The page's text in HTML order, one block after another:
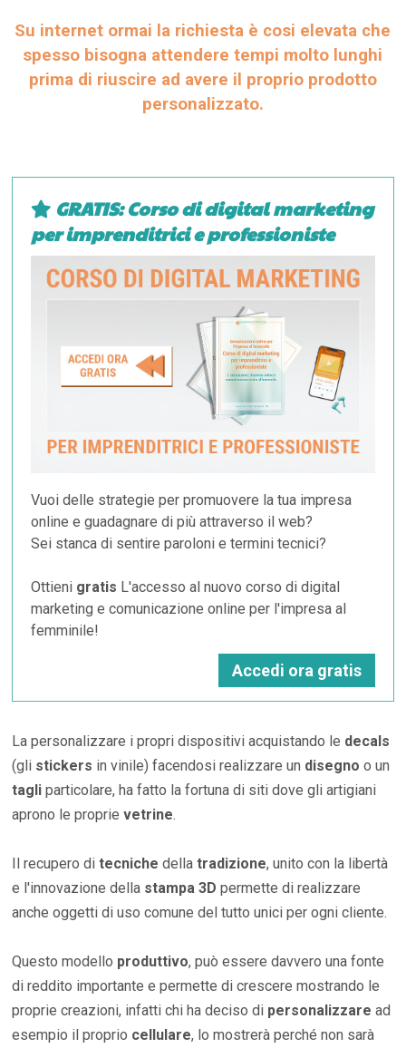
Su internet ormai la richiesta è cosi elevata che
spesso bisogna attendere tempi molto lunghi
prima di riuscire ad avere il proprio prodotto
personalizzato.
GRATIS: Corso di digital marketing
per imprenditrici e professioniste
Vuoi delle strategie per promuovere la tua impresa
online e guadagnare di più attraverso il web?
Sei stanca di sentire paroloni e termini tecnici?
Ottieni gratis L'accesso al nuovo corso di digital
marketing e comunicazione online per l'impresa al
femminile!
Accedi ora gratis
La personalizzare i propri dispositivi acquistando le decals
(gli stickers in vinile) facendosi realizzare un disegnoo un
tagliparticolare, ha fatto la fortuna di siti dove gli artigiani
aprono le proprievetrine.
Il recupero ditecnichedellatradizione, unito con la libertà
e l'innovazione della stampa 3Dpermette di realizzare
anche oggetti di uso comune del tutto unici per ogni cliente.
Questo modello produttivo, può essere davvero una fonte
di reddito importante e permette di crescere mostrando le
proprie creazioni, infatti chi ha deciso di personalizzaread
esempio il proprio cellulare, lo mostrerà perché non sarà